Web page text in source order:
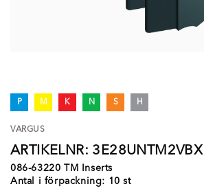
P M K N S H
VARGUS
ARTIKELNR: 3E28UNTM2VBX
086-63220 TM Inserts
Antal i förpackning: 10 st